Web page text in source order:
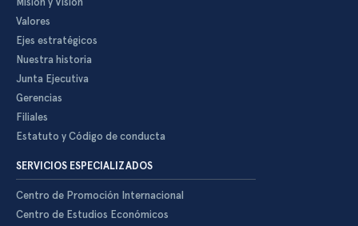
Valores
Ejes estratégicos
Nuestra historia
Junta Ejecutiva
Gerencias
Filiales
Estatuto y Código de conducta
SERVICIOS ESPECIALIZADOS
Centro de Promoción Internacional
Centro de Estudios Económicos